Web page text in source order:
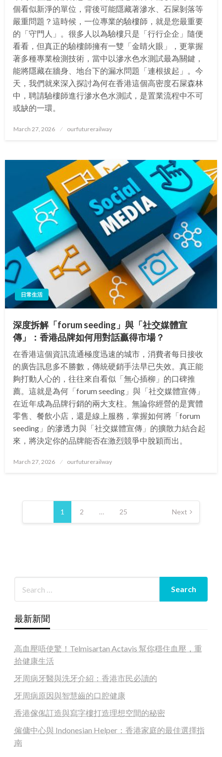
個看似新淨的單位，背後可能隱藏著滲水、石屎剝落等
嚴重問題？這時候，一位專業的驗樓師，就是您最重要
的「守門人」。很多人以為驗樓只是「行行企企」隨便
看看，但真正的驗樓師擁有一雙「金睛火眼」，更掌握
著多種專業檢測技術，當中以滲水色水測試最為關鍵，
能將隱藏在牆身、地台下的漏水問題「連根拔起」。今
天，我們就來深入探討為何在香港這個高密度石屎森林
中，聘請驗樓師進行滲水色水測試，是置業流程中不可
或缺的一環。
Posted
March 27, 2026 ourfuturerailway
日常生活
深度拆解「forum seeding」與「社交媒體宣
傳」：香港品牌如何用對話贏得市場？
在香港這個資訊流通極度迅速的城市，消費者每日接收
的廣告訊息多不勝數，傳統硬銷手法早已失效。真正能
夠打動人心的，往往來自看似「無心插柳」的口碑推
薦。這就是為何「forum seeding」與「社交媒體宣傳」
在近年成為品牌行銷的兩大支柱。無論你經營的是實體
零售、餐飲小店，還是線上服務，掌握如何將「forum
seeding」的滲透力與「社交媒體宣傳」的擴散力結合起
來，將決定你的品牌能否在激烈競爭中脫穎而出。
Posted
March 27, 2026 ourfuturerailway
Posts
pagination
1 2 … 25 Next
最新新聞
高血壓唔使驚！Telmisartan Actavis 幫你穩住血壓，重
拾健康生活
牙周病牙醫與洗牙介紹：香港市民必讀的
牙周病原因與智慧齒的口腔健康
香港傢俬訂造與寫字樓打造理想空間的秘密
僱傭中心與 Indonesian Helper：香港家庭的最佳選擇指
南